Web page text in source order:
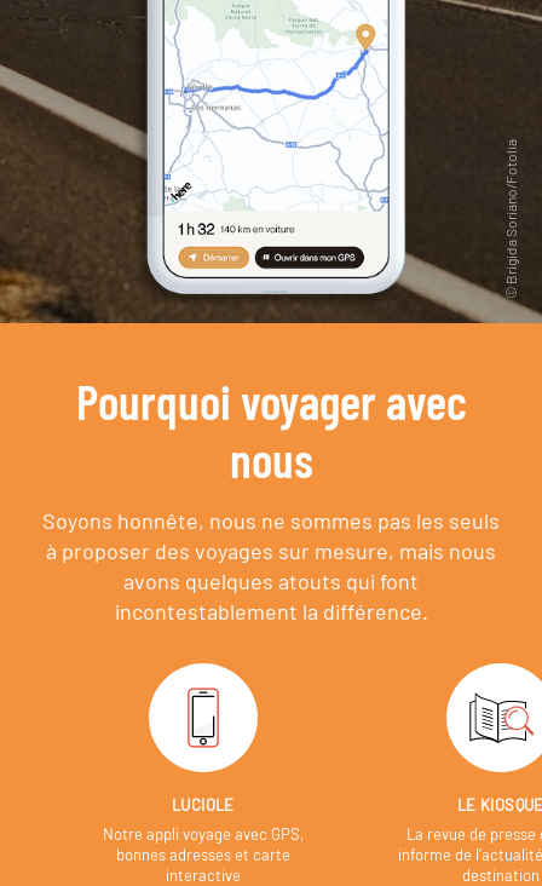
Pourquoi voyager avec
nous
Soyons honnête, nous ne sommes pas les seuls
à proposer des voyages sur mesure, mais nous
avons quelques atouts qui font
incontestablement la différence.
LUCIOLE
Notre appli voyage avec GPS,
bonnes adresses et carte
interactive
LE
La revue de presse
informe de
destination